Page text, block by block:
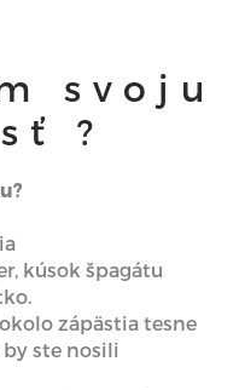
svoju
?
kúsok špagátu
zápästia tesne
ste nosili